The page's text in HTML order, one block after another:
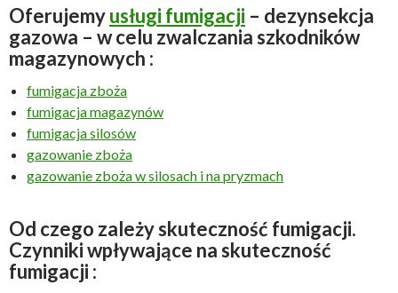
Oferujemyusługi fumigacji – dezynsekcja
gazowa – w celu zwalczania szkodników
magazynowych :
fumigacja zboża
fumigacja magazynów
fumigacja silosów
gazowanie zboża
gazowanie zboża w silosach i na pryzmach
Od czego zależy skuteczność fumigacji.
Czynniki wpływające na skuteczność
fumigacji :